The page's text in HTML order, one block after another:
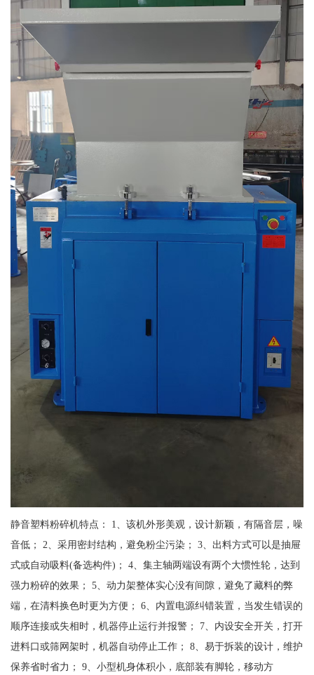
静音塑料粉碎机特点： 1、该机外形美观，设计新颖，有隔音层，噪
音低； 2、采用密封结构，避免粉尘污染； 3、出料方式可以是抽屉
式或自动吸料(备选构件)； 4、集主轴两端设有两个大惯性轮，达到
强力粉碎的效果； 5、动力架整体实心没有间隙，避免了藏料的弊
端，在清料换色时更为方便； 6、内置电源纠错装置，当发生错误的
顺序连接或失相时，机器停止运行并报警； 7、内设安全开关，打开
进料口或筛网架时，机器自动停止工作； 8、易于拆装的设计，维护
保养省时省力； 9、小型机身体积小，底部装有脚轮，移动方